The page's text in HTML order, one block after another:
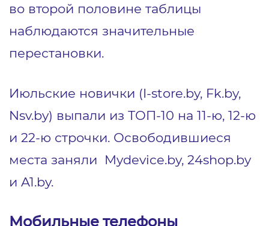
во второй половине таблицы
наблюдаются значительные
перестановки.
Июльские новички (I-store.by, Fk.by,
Nsv.by) выпали из ТОП-10 на 11-ю, 12-ю
и 22-ю строчки. Освободившиеся
места заняли Mydevice.by, 24shop.by
и A1.by.
Мобильные телефоны